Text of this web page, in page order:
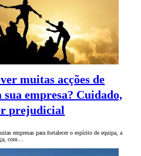
muitas acções de
empresa? Cuidado,
prejudicial
empresas para fortalecer o espírito de equipa, a
com…